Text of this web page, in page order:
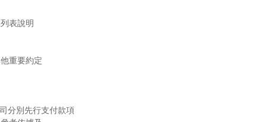
表說明
重要約定
分別先行支付款項